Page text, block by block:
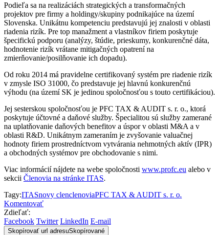
Podieľa sa na realizáciách strategických a transformačných
projektov pre firmy a holdingy/skupiny podnikajúce na území
Slovenska. Unikátnu kompetenciu predstavujú jej znalosti v oblasti
riadenia rizík. Pre top manažment a vlastníkov firiem poskytuje
špecifickú podporu (analýzy, štúdie, prieskumy, konkurenčné dáta,
hodnotenie rizík vrátane mitigačných opatrení na
zmierňovanie/posilňovanie ich dopadu).
Od roku 2014 má pravidelne certifikovaný systém pre riadenie rizík
v zmysle ISO 31000, čo predstavuje jej hlavnú konkurenčnú
výhodu (na území SK je jedinou spoločnosťou s touto certifikáciou).
Jej sesterskou spoločnosťou je PFC TAX & AUDIT s. r. o., ktorá
poskytuje účtovné a daňové služby. Špecialitou sú služby zamerané
na uplatňovanie daňových benefitov a úspor v oblasti M&A a v
oblasti R&D. Unikátnym zameraním je zvyšovanie valuačnej
hodnoty firiem prostredníctvom vytvárania nehmotných aktív (IPR)
a obchodných systémov pre obchodovanie s nimi.
Viac informácií nájdete na webe spoločnosti www.profc.eu alebo v
sekcii Členovia na stránke ITAS.
Tagy:ITASnovy clenclenoviaPFC TAX & AUDIT s. r. o.
Komentovať
Zdieľať:
Facebook Twitter LinkedIn E-mail
Skopírovať url adresuSkopírované